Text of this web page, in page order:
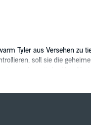
Tyler aus Versehen zu
soll sie die
jemand – mit dunklen